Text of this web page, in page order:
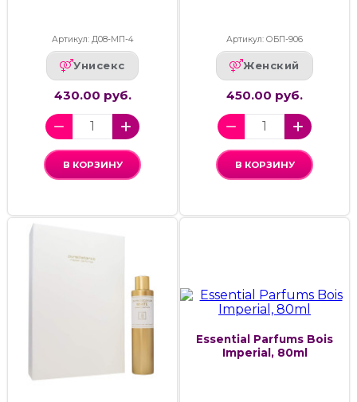
Артикул: Д08-МП-4
Унисекс
430.00 руб.
В КОРЗИНУ
Артикул: ОБП-906
Женский
450.00 руб.
В КОРЗИНУ
Essential Parfums Bois
Imperial, 80ml